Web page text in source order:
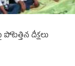
దీక్షలు